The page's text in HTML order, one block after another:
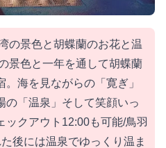
の景色と胡蝶蘭のお花と温
景色と一年を通して胡蝶蘭
海を見ながらの「寛ぎ」
の「温泉」そして笑顔いっ
ックアウト12:00も可能/鳥羽
後には温泉でゆっくり温ま